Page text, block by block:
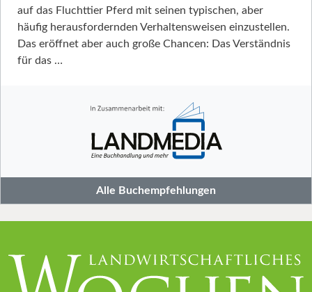
auf das Fluchttier Pferd mit seinen typischen, aber
häufig herausfordernden Verhaltensweisen einzustellen.
Das eröffnet aber auch große Chancen: Das Verständnis
für das …
Alle Buchempfehlungen